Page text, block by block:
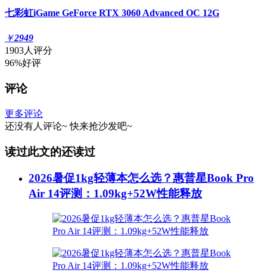
七彩虹iGame GeForce RTX 3060 Advanced OC 12G
￥2949
1903人评分
96%好评
评论
更多评论
还没有人评论~ 快来抢沙发吧~
读过此文的还读过
2026暑促1kg轻薄本怎么选？惠普星Book Pro
Air 14评测：1.09kg+52W性能释放